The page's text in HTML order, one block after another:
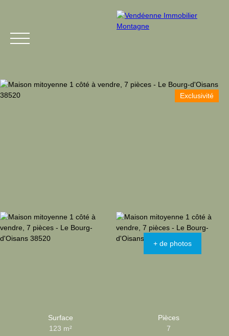
Exclusivité
+ de photos
Surface
123 m²
Pièces
7